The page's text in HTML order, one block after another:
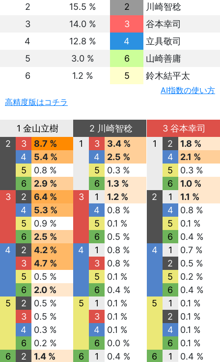
2
15.5 % 2
川崎智稔
3
14.0 % 3
谷本幸司
4
12.8 % 4
立具敬司
5
3.0 % 6
山崎善庸
6
1.2 % 5 鈴木結平太
AI指数の使い方
高精度版はコチラ
1 金山立樹
2
3
8.7 %
4
5.4 %
5
0.8 %
6
2.9 %
3
2
6.4 %
4
5.3 %
5
0.9 %
6
2.5 %
4
2
4.2 %
3
4.7 %
5
0.5 %
6
2.0 %
5
2
0.5 %
3
0.5 %
4
0.3 %
6
0.2 %
6
2
1.4 %
2 川崎智稔
1
3
3.4 %
4
2.5 %
5
0.3 %
6
1.3 %
3
1
1.2 %
4
0.8 %
5
0.1 %
6
0.5 %
4
1
0.8 %
3
0.8 %
5
0.1 %
6
0.4 %
5
1
0.1 %
3
0.1 %
4
0.1 %
6
0.0 %
6
1
0.4 %
3 谷本幸司
1
2
1.8 %
4
2.1 %
5
0.3 %
6
1.0 %
2
1
1.1 %
4
0.8 %
5
0.1 %
6
0.4 %
4
1
0.7 %
2
0.5 %
5
0.2 %
6
0.4 %
5
1
0.1 %
2
0.1 %
4
0.1 %
6
0.1 %
6
1
0.4 %